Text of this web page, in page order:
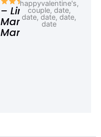
– Linda,
Marketing
Manager